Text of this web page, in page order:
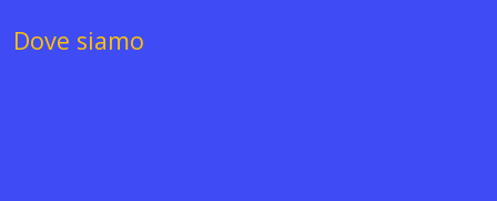
Dove siamo